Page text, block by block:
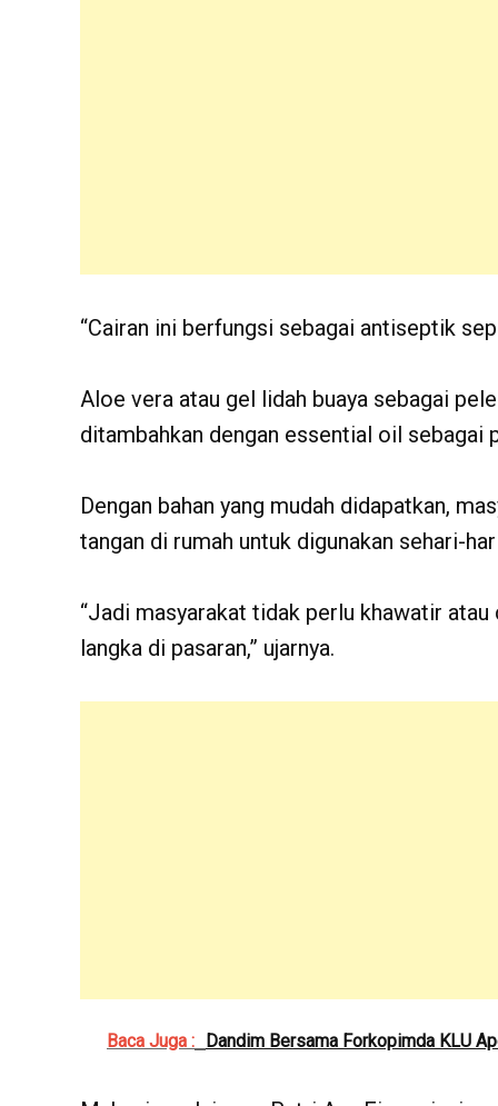
“Cairan ini berfungsi sebagai antiseptik
Aloe vera atau gel lidah buaya sebagai
ditambahkan dengan essential oil sebagai
Dengan bahan yang mudah didapatkan,
tangan di rumah untuk digunakan sehari-
“Jadi masyarakat tidak perlu khawatir
langka di pasaran,” ujarnya.
Baca Juga : Dandim Bersama Forkopimda KLU